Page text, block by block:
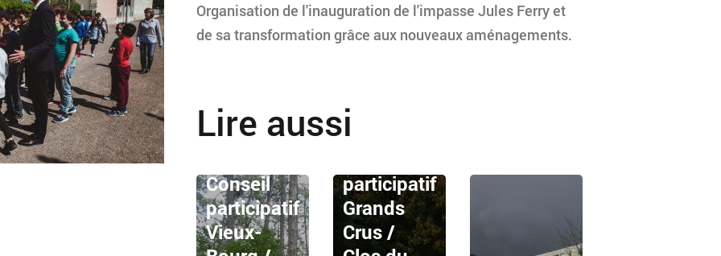
Organisation de l'inauguration de l'impasse Jules Ferry et
de sa transformation grâce aux nouveaux aménagements.
Lire aussi
Conseil
participatif
Vieux-
participatif
Grands
Crus /